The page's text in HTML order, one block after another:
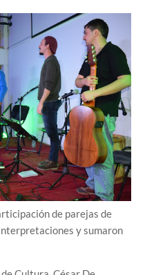
de parejas de
y sumaron